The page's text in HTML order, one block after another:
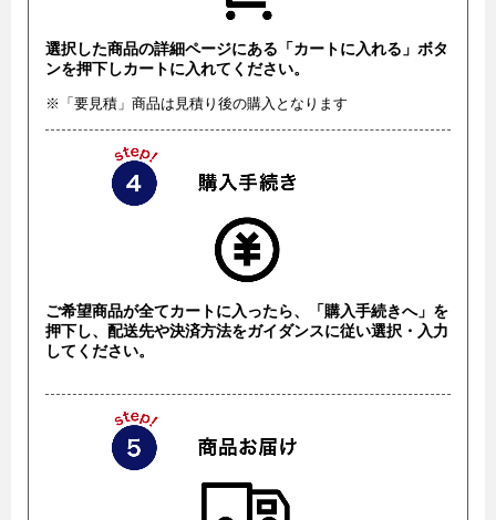
選択した商品の詳細ページにある「カートに入れる」ボタ
ンを押下しカートに入れてください。
※「要見積」商品は見積り後の購入となります
ご希望商品が全てカートに入ったら、「購入手続きへ」を
押下し、配送先や決済方法をガイダンスに従い選択・入力
してください。